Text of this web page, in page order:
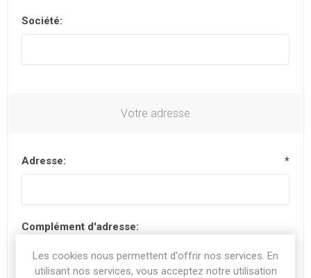
Société:
Votre adresse
Adresse: *
Complément d'adresse:
Les cookies nous permettent d'offrir nos services. En
utilisant nos services, vous acceptez notre utilisation